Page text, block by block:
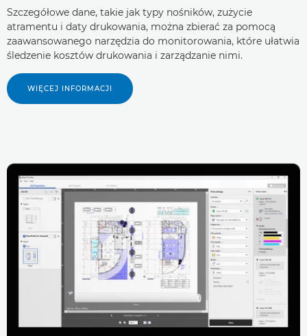
Szczegółowe dane, takie jak typy nośników, zużycie
atramentu i daty drukowania, można zbierać za pomocą
zaawansowanego narzędzia do monitorowania, które ułatwia
śledzenie kosztów drukowania i zarządzanie nimi.
WIĘCEJ INFORMACJI